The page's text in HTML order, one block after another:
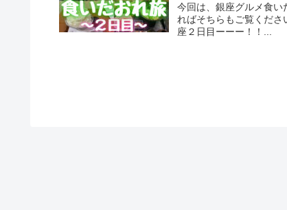
今回は、銀座グルメ食
ればそちらもご覧くだ
座２日目ーーー！！...